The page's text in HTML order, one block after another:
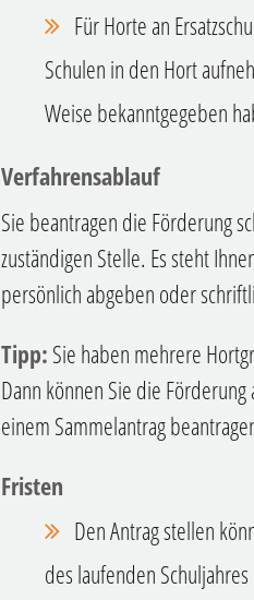
Für Horte an
Schulen in den Hort
Weise bekanntgegeben
Verfahrensablauf
Sie beantragen die Förderung
zuständigen Stelle. Es steht
persönlich abgeben oder
Tipp:Sie haben mehrere
Dann können Sie die
einem Sammelantrag
Fristen
Den Antrag stellen
des laufenden